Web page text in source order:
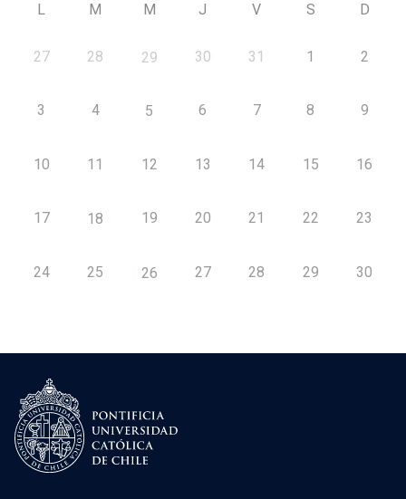
L M M J V S D
27 28 29 30 31 1 2
3 4 5 6 7 8 9
10 11 12 13 14 15 16
17 18 19 20 21 22 23
24 25 26 27 28 29 30